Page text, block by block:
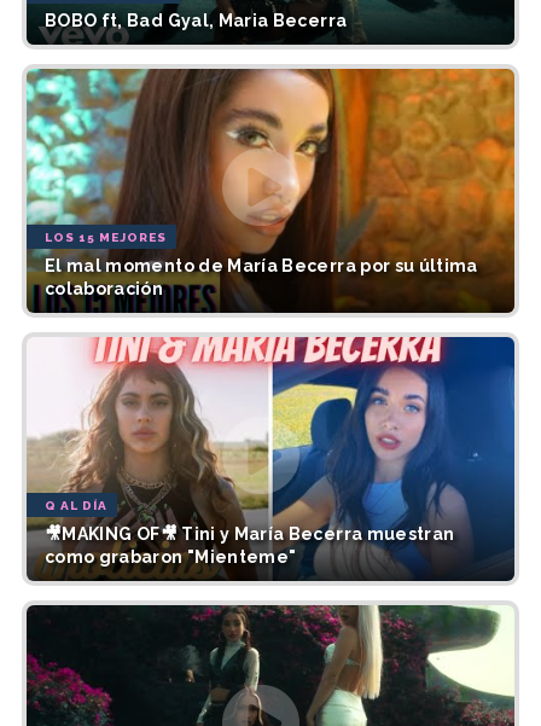
BOBO ft, Bad Gyal, Maria Becerra
LOS 15 MEJORES
El mal momento de María Becerra por su última
colaboración
Q AL DÍA
🎥MAKING OF🎥 Tini y María Becerra muestran
como grabaron "Mienteme"